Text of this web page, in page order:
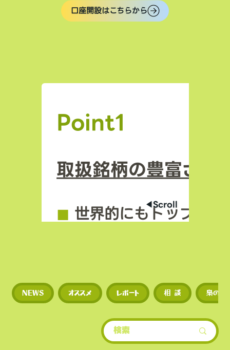
口座開設はこちらから
Point1
取扱銘柄の豊富さ
◼︎ 世界的にもトップクラ
◼︎新規トークンや草コイ
期に上場するため、投資
多い。
​• 世界的にもトップクラ
◀︎Scroll
NEWS オススメ レポート 相 談 梟のひ